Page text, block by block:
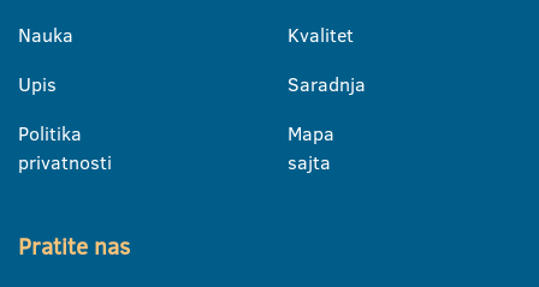
Nauka
Upis
Politika
privatnosti
Kvalitet
Saradnja
Mapa
sajta
Pratite nas